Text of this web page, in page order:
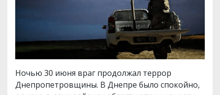
Ночью 30 июня враг продолжал террор
Днепропетровщины. В Днепре было спокойно,